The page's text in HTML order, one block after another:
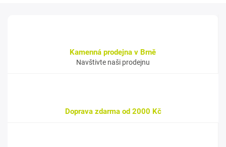
Kamenná prodejna v Brně
Navštivte naši prodejnu
Doprava zdarma od 2000 Kč